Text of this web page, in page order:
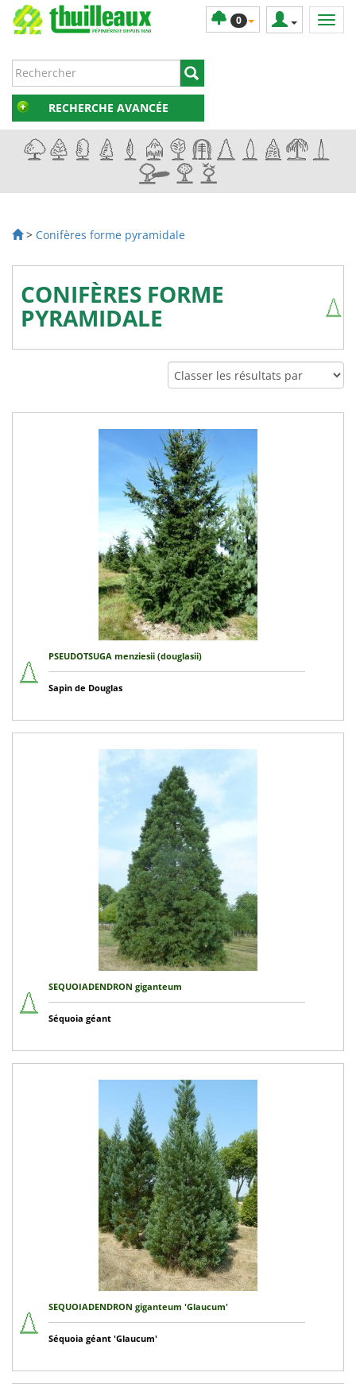
0
RECHERCHE AVANCÉE
> Conifères forme pyramidale
CONIFÈRES FORME
PYRAMIDALE
PSEUDOTSUGA menziesii (douglasii)
Sapin de Douglas
SEQUOIADENDRON giganteum
Séquoia géant
SEQUOIADENDRON giganteum 'Glaucum'
Séquoia géant 'Glaucum'